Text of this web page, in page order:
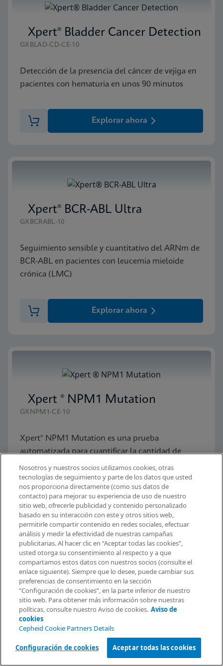
Xpert® Bladder Cancer Detection
GXBLAD-CD-CE-10
Detección de la presencia del cáncer de vejiga en
pacientes con hematuria en unos 90 minutos
Explorar ahora
Xpert® BCR-ABL Ultra
GXBCRABL-10
Seguimiento sensible y cuantitativo del ARNm de
BCR-ABL en pacientes con leucemia mieloide
crónica (LMC)
Explorar ahora
Xpert ® NPM1 Mutation
GXNPM1-CE-10
Xpert® NPM1 Mutation es una prueba
automatizada para cuantificar la cantidad de
transcritos mutantes de ARNm de NPM1 (tipos A,
B y D en el exón 12) como una proporción de
mutación en NPM1/ABL1 con una alta
sensibilidad.
Explorar ahora
Familia de sistemas
Nosotros y nuestros socios utilizamos cookies, otras
tecnologías de seguimiento y parte de los datos que usted
nos proporciona directamente (como sus datos de
contacto) para mejorar su experiencia de uso de nuestro
sitio web, ofrecerle publicidad y contenido personalizado
basado en su interacción con este y otros sitios web,
permitirle compartir contenido en redes sociales, efectuar
análisis y medir la efectividad de nuestras campañas
publicitarias. Al hacer clic en “Aceptar todas las cookies”,
usted otorga su consentimiento al respecto y a que
compartamos estos datos con nuestros socios (consulte el
enlace siguiente). Siempre que lo desee, puede cambiar sus
preferencias de consentimiento en la sección
“Configuración de cookies”, en la parte inferior de nuestro
sitio web. Para obtener más información sobre nuestras
políticas, consulte nuestro Aviso de cookies. Aviso de
cookies
Cepheid Cookie Partners Details
Configuración de cookies Aceptar todas las cookies